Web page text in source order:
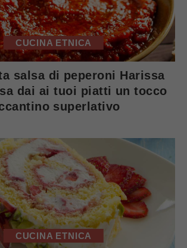
CUCINA ETNICA
salsa di peperoni Harissa
dai ai tuoi piatti un tocco
superlativo
CUCINA ETNICA